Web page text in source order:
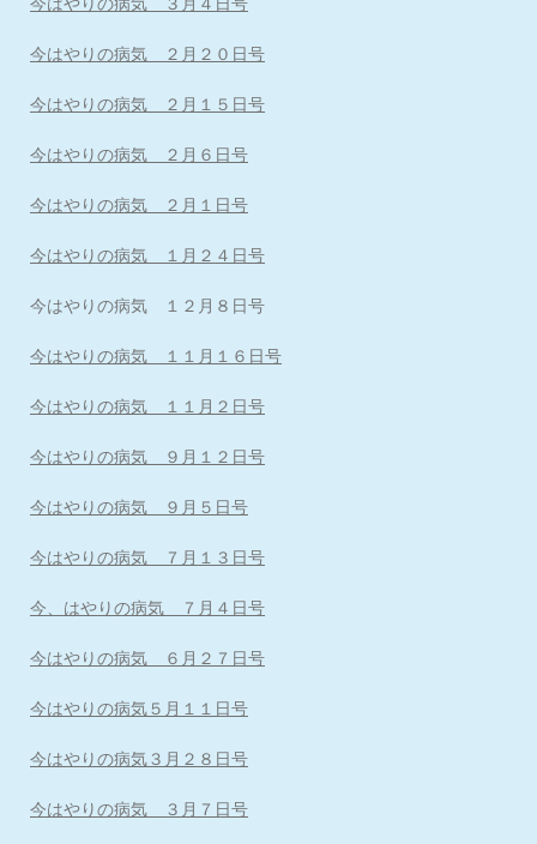
今はやりの病気 ３月４日号
今はやりの病気 ２月２０日号
今はやりの病気 ２月１５日号
今はやりの病気 ２月６日号
今はやりの病気 ２月１日号
今はやりの病気 １月２４日号
今はやりの病気 １２月８日号
今はやりの病気 １１月１６日号
今はやりの病気 １１月２日号
今はやりの病気 ９月１２日号
今はやりの病気 ９月５日号
今はやりの病気 ７月１３日号
今、はやりの病気 ７月４日号
今はやりの病気 ６月２７日号
今はやりの病気５月１１日号
今はやりの病気３月２８日号
今はやりの病気 ３月７日号